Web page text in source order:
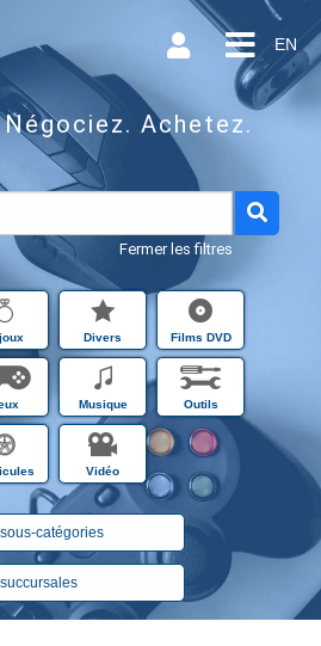
Négociez. Achetez.
Fermer les filtres
Divers Films DVD
Musique Outils
Vidéo
EN